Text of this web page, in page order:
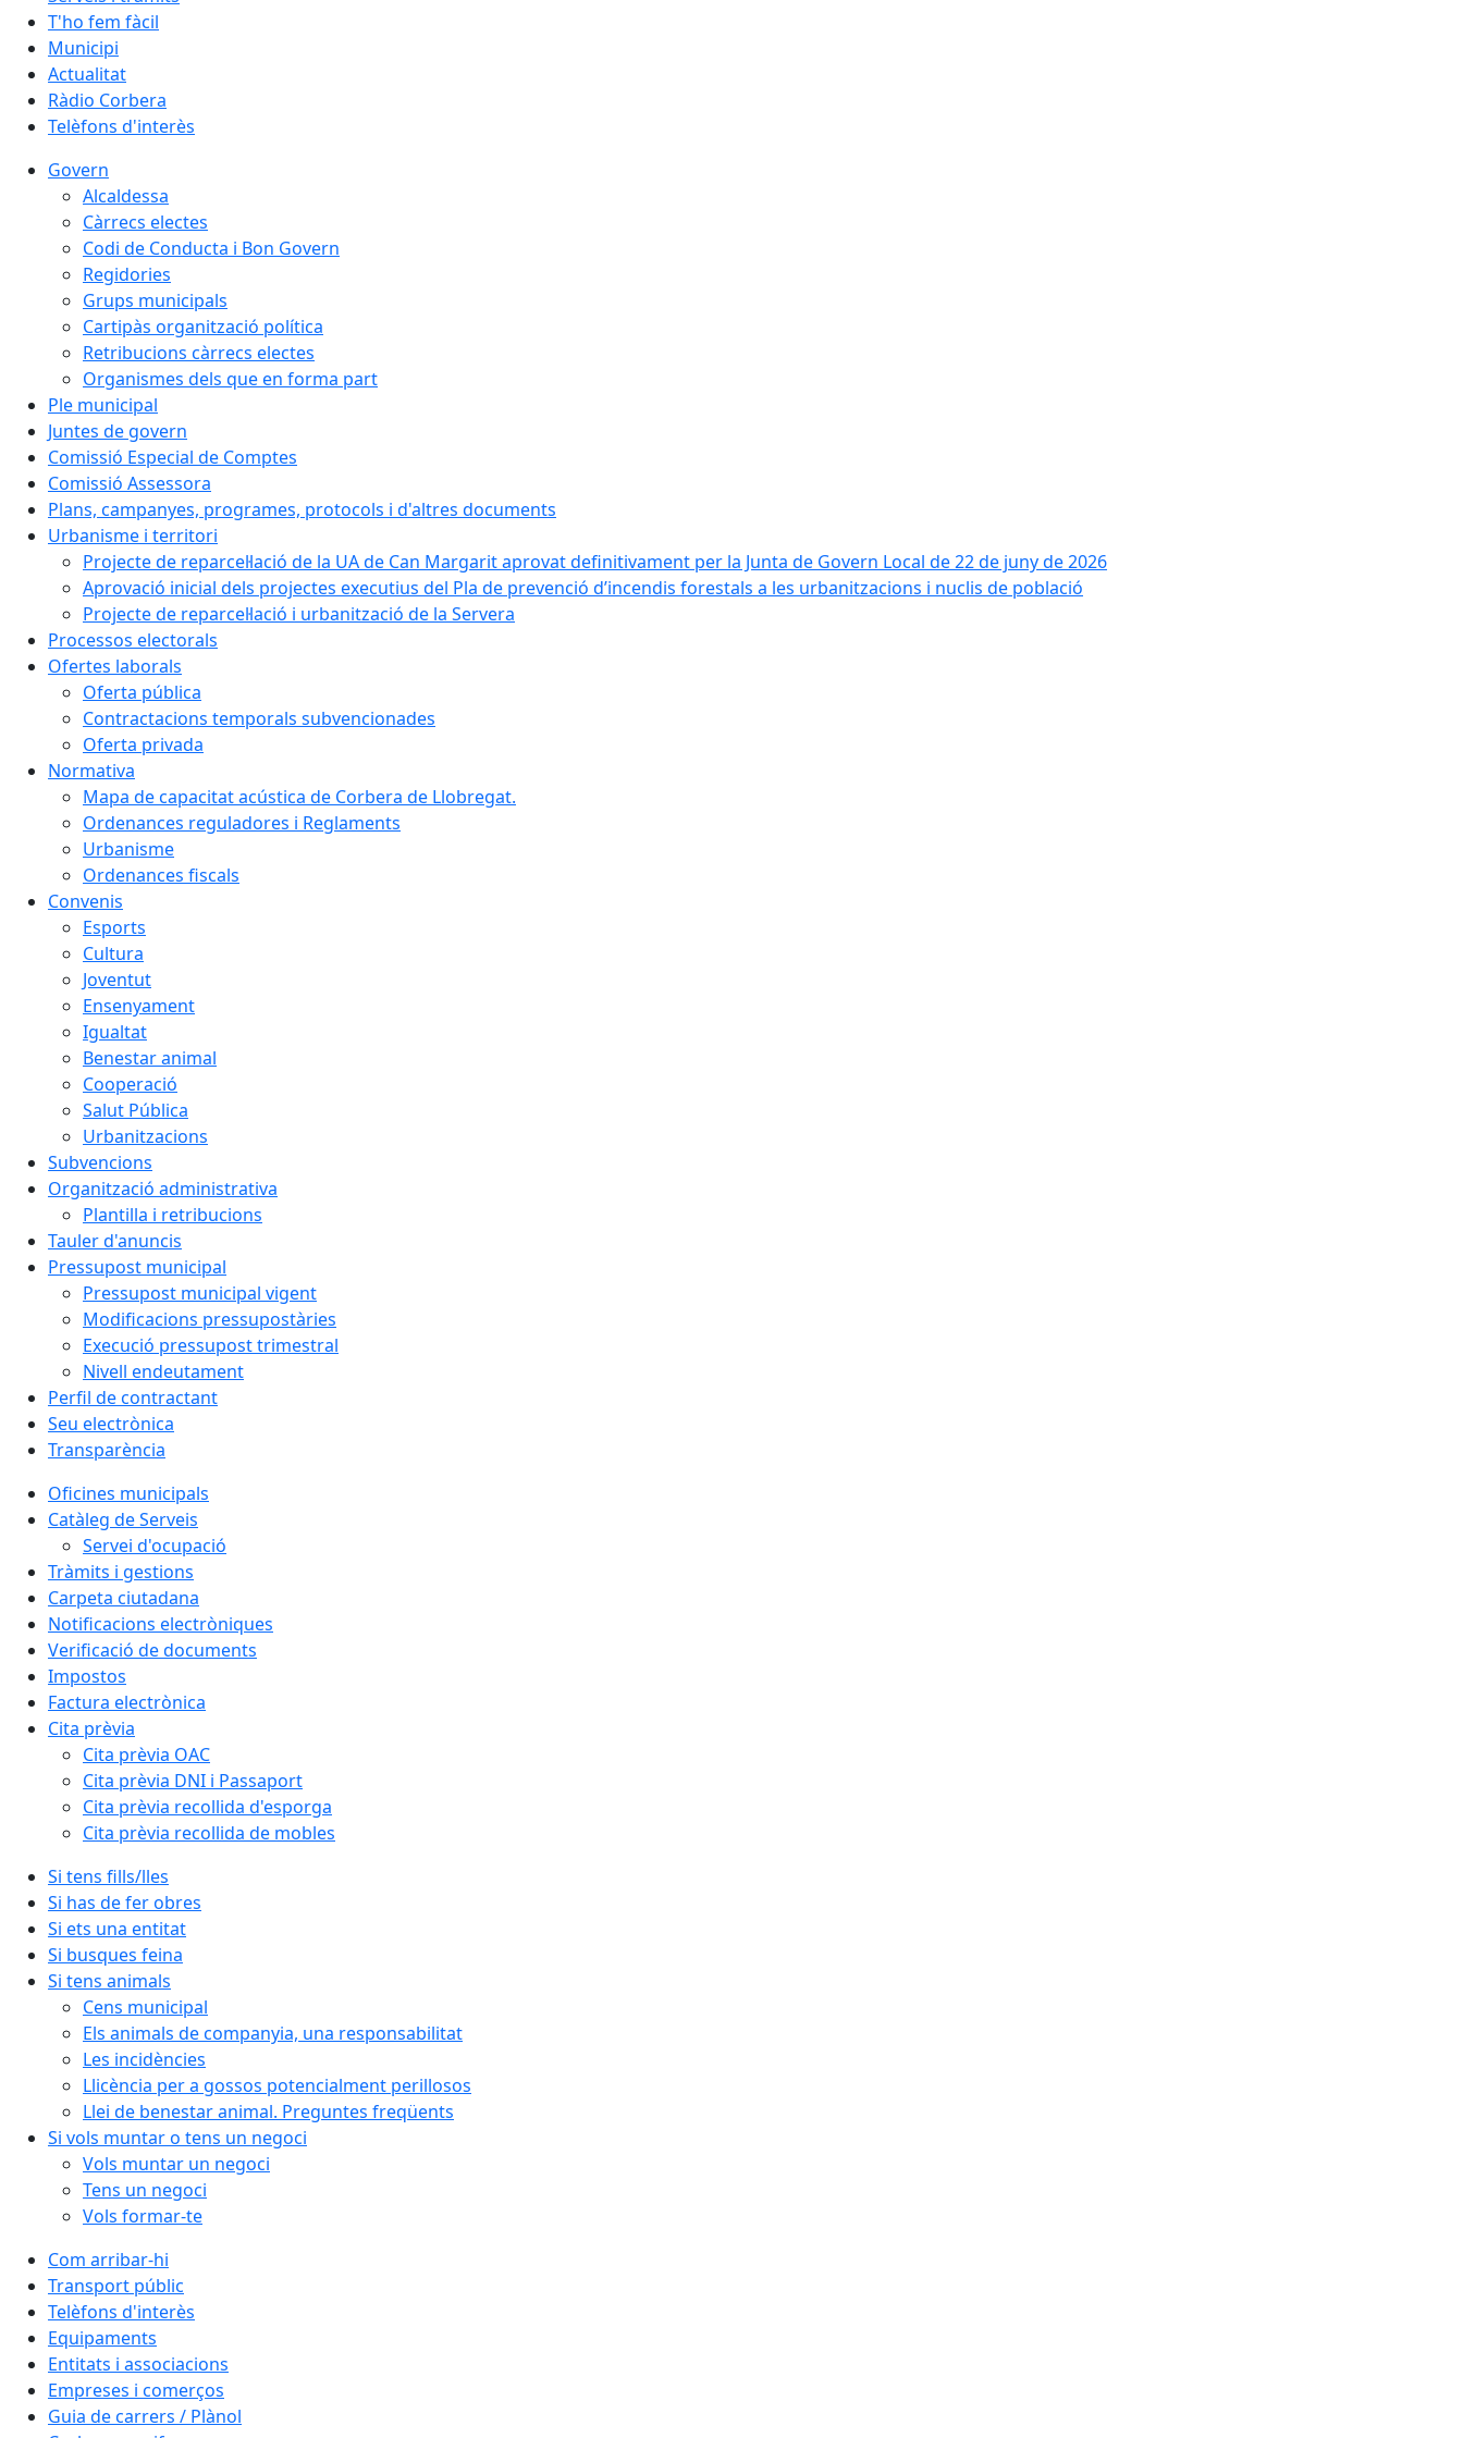
T'ho fem fàcil
Municipi
Actualitat
Ràdio Corbera
Telèfons d'interès
Govern
Alcaldessa
Càrrecs electes
Codi de Conducta i Bon Govern
Regidories
Grups municipals
Cartipàs organització política
Retribucions càrrecs electes
Organismes dels que en forma part
Ple municipal
Juntes de govern
Comissió Especial de Comptes
Comissió Assessora
Plans, campanyes, programes, protocols i d'altres documents
Urbanisme i territori
Projecte de reparcel·lació de la UA de Can Margarit aprovat definitivament per la Junta de Govern Local de 22 de juny de 2026
Aprovació inicial dels projectes executius del Pla de prevenció d’incendis forestals a les urbanitzacions i nuclis de població
Projecte de reparcel·lació i urbanització de la Servera
Processos electorals
Ofertes laborals
Oferta pública
Contractacions temporals subvencionades
Oferta privada
Normativa
Mapa de capacitat acústica de Corbera de Llobregat.
Ordenances reguladores i Reglaments
Urbanisme
Ordenances fiscals
Convenis
Esports
Cultura
Joventut
Ensenyament
Igualtat
Benestar animal
Cooperació
Salut Pública
Urbanitzacions
Subvencions
Organització administrativa
Plantilla i retribucions
Tauler d'anuncis
Pressupost municipal
Pressupost municipal vigent
Modificacions pressupostàries
Execució pressupost trimestral
Nivell endeutament
Perfil de contractant
Seu electrònica
Transparència
Oficines municipals
Catàleg de Serveis
Servei d'ocupació
Tràmits i gestions
Carpeta ciutadana
Notificacions electròniques
Verificació de documents
Impostos
Factura electrònica
Cita prèvia
Cita prèvia OAC
Cita prèvia DNI i Passaport
Cita prèvia recollida d'esporga
Cita prèvia recollida de mobles
Si tens fills/lles
Si has de fer obres
Si ets una entitat
Si busques feina
Si tens animals
Cens municipal
Els animals de companyia, una responsabilitat
Les incidències
Llicència per a gossos potencialment perillosos
Llei de benestar animal. Preguntes freqüents
Si vols muntar o tens un negoci
Vols muntar un negoci
Tens un negoci
Vols formar-te
Com arribar-hi
Transport públic
Telèfons d'interès
Equipaments
Entitats i associacions
Empreses i comerços
Guia de carrers / Plànol